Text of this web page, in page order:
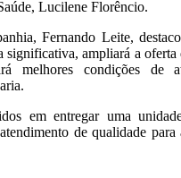
Lucilene Florêncio.
Fernando Leite,
significativa, ampliará a oferta
melhores condições de
em entregar uma
de qualidade para